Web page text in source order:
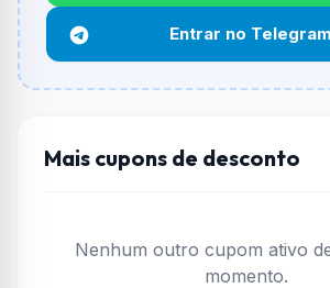
Funciona em qualquer produto?
Não necessariamente. Depende de
e alguns vendedores ou produtos
não aceitar cupons.
Entrar no Telegram
Mais cupons de desconto
Nenhum outro cupom ativo
momento.